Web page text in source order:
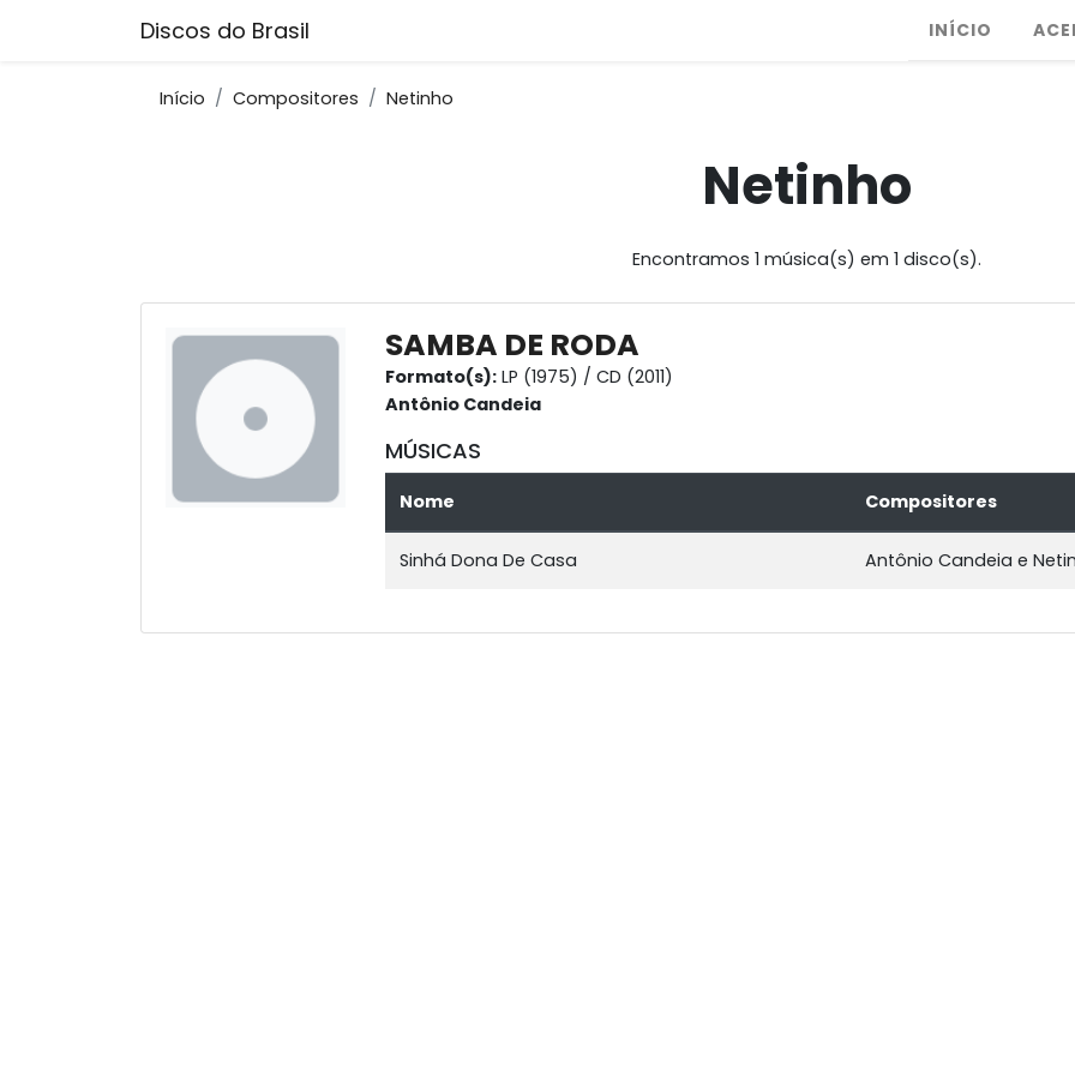
Discos do Brasil INÍCIO
Início Compositores Netinho
Netinho
Encontramos 1 música(s) em 1 disco(s).
SAMBA DE RODA
Formato(s): LP (1975) / CD (2011)
Antônio Candeia
MÚSICAS
Nome Compositores
Sinhá Dona De Casa Antônio Candeia e